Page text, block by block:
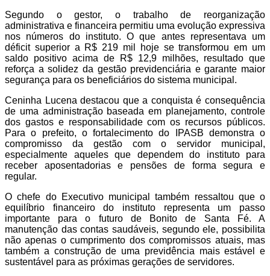
Segundo o gestor, o trabalho de reorganização
administrativa e financeira permitiu uma evolução expressiva
nos números do instituto. O que antes representava um
déficit superior a R$ 219 mil hoje se transformou em um
saldo positivo acima de R$ 12,9 milhões, resultado que
reforça a solidez da gestão previdenciária e garante maior
segurança para os beneficiários do sistema municipal.
Ceninha Lucena destacou que a conquista é consequência
de uma administração baseada em planejamento, controle
dos gastos e responsabilidade com os recursos públicos.
Para o prefeito, o fortalecimento do IPASB demonstra o
compromisso da gestão com o servidor municipal,
especialmente aqueles que dependem do instituto para
receber aposentadorias e pensões de forma segura e
regular.
O chefe do Executivo municipal também ressaltou que o
equilíbrio financeiro do instituto representa um passo
importante para o futuro de Bonito de Santa Fé. A
manutenção das contas saudáveis, segundo ele, possibilita
não apenas o cumprimento dos compromissos atuais, mas
também a construção de uma previdência mais estável e
sustentável para as próximas gerações de servidores.